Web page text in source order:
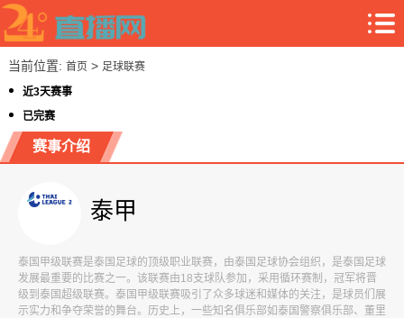
当前位置: 首页> 足球联赛
近3天赛事
已完赛
赛事介绍
泰甲
泰国甲级联赛是泰国足球的顶级职业联赛，由泰国足球协会组织，是泰国足球
发展最重要的比赛之一。该联赛由18支球队参加，采用循环赛制，冠军将晋
级到泰国超级联赛。泰国甲级联赛吸引了众多球迷和媒体的关注，是球员们展
示实力和争夺荣誉的舞台。历史上，一些知名俱乐部如泰国警察俱乐部、董里